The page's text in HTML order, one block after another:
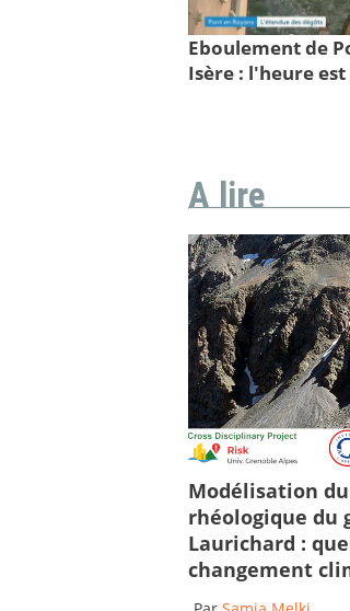
Eboulement de
Isère : l'heure
A lire
Modélisation
rhéologique du
Laurichard :
changement